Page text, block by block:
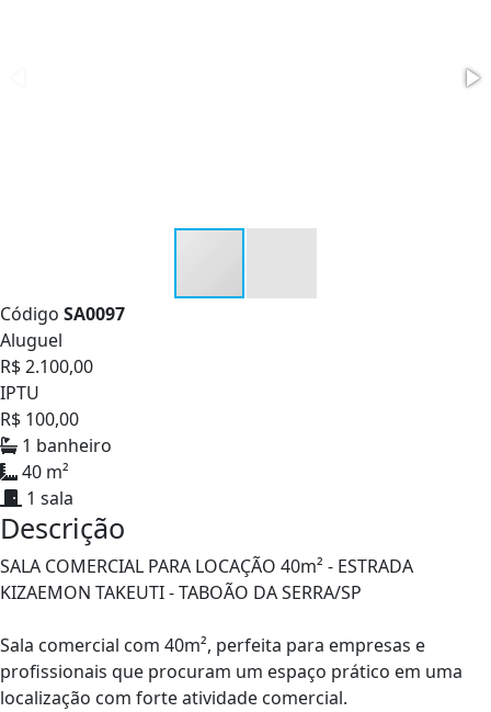
Código SA0097
Aluguel
R$ 2.100,00
IPTU
R$ 100,00
1 banheiro
40 m²
1 sala
Descrição
SALA COMERCIAL PARA LOCAÇÃO 40m² - ESTRADA
KIZAEMON TAKEUTI - TABOÃO DA SERRA/SP
Sala comercial com 40m², perfeita para empresas e
profissionais que procuram um espaço prático em uma
localização com forte atividade comercial.